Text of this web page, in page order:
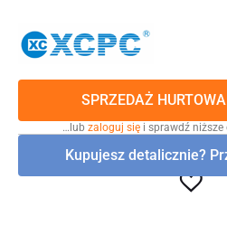
SPRZEDAŻ
…lub zaloguj się i sprawdź niższe
Kupujesz detalicznie?